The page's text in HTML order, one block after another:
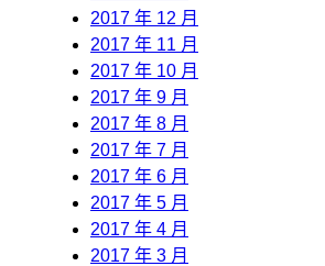
2017 年 12 月
2017 年 11 月
2017 年 10 月
2017 年 9 月
2017 年 8 月
2017 年 7 月
2017 年 6 月
2017 年 5 月
2017 年 4 月
2017 年 3 月